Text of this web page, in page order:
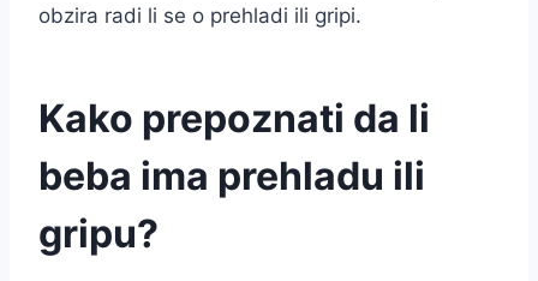
obzira radi li se o prehladi ili gripi.
Kako prepoznati da li
beba ima prehladu ili
gripu?